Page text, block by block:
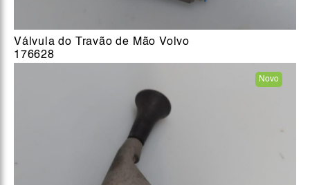
Válvula do Travão de Mão Volvo
176628
Novo